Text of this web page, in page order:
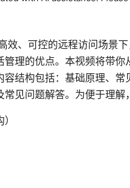
效、可控的远程访问场景
理的优点。本视频将带
结构包括：基础原理、
见问题解答。为便于理解